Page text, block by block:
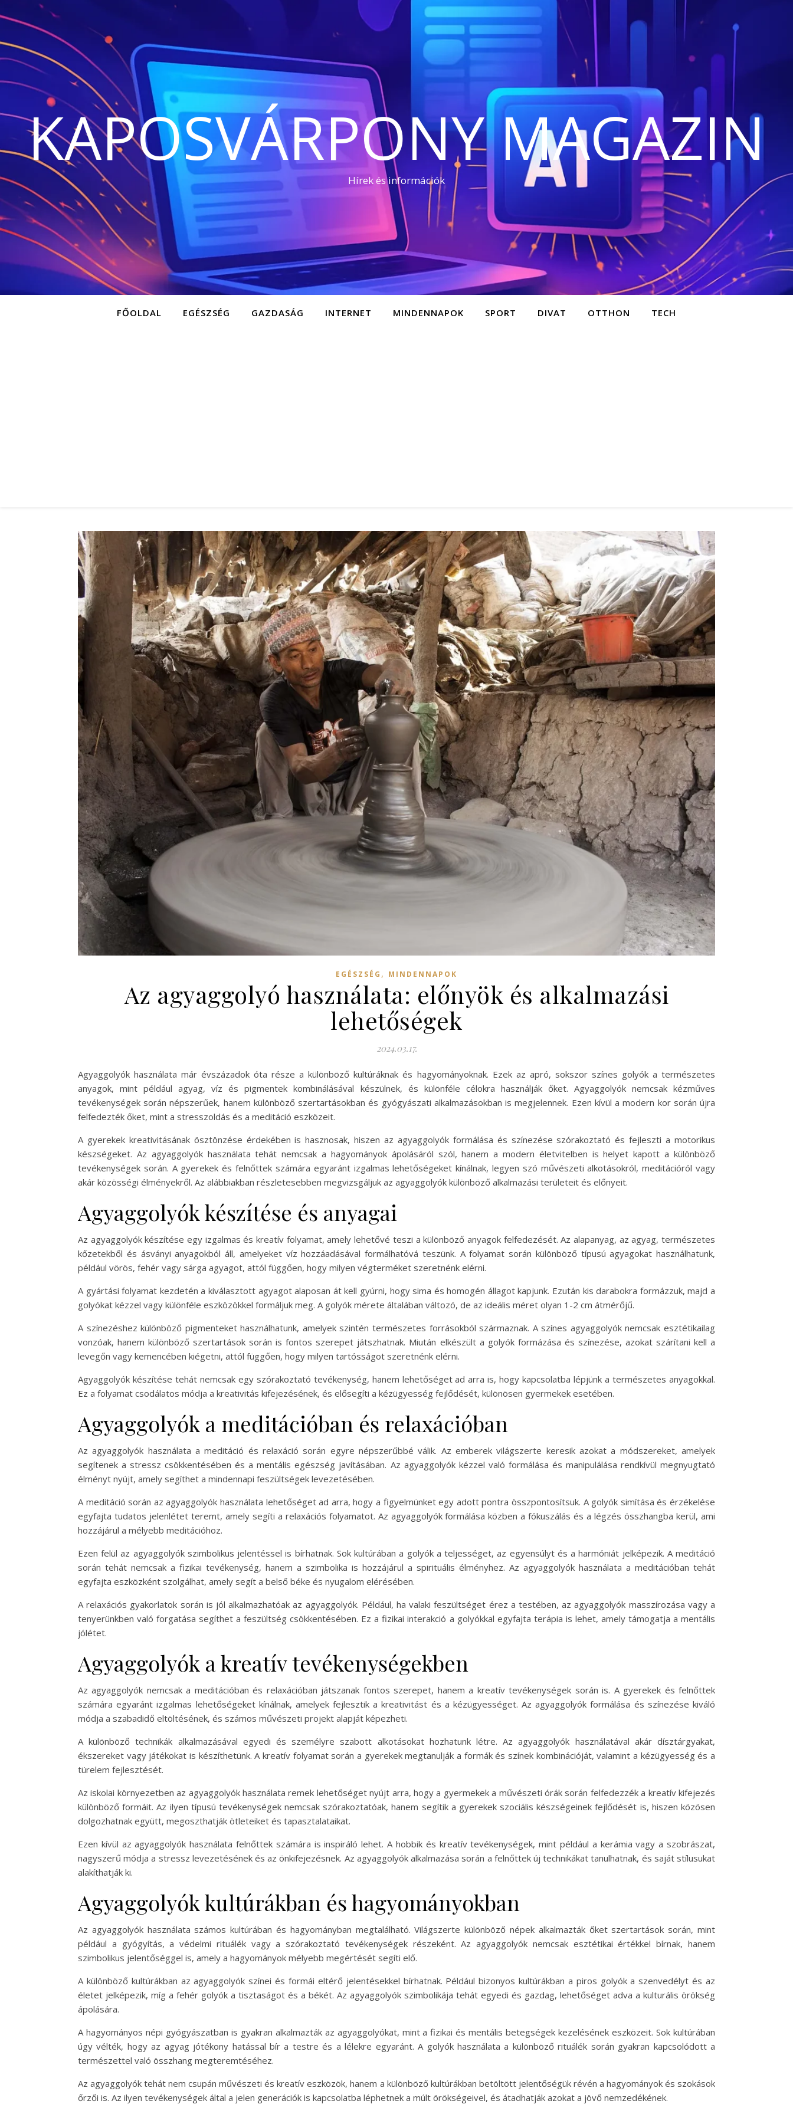
KAPOSVÁRPONY MAGAZIN
Hírek és információk
FŐOLDAL EGÉSZSÉG GAZDASÁG INTERNET MINDENNAPOK SPORT DIVAT OTTHON TECH
EGÉSZSÉG , MINDENNAPOK
Az agyaggolyó használata: előnyök és alkalmazási
lehetőségek
2024.03.17.
Agyaggolyók használata már évszázadok óta része a különböző kultúráknak és hagyományoknak. Ezek az apró, sokszor színes golyók a természetes
anyagok, mint például agyag, víz és pigmentek kombinálásával készülnek, és különféle célokra használják őket. Agyaggolyók nemcsak kézműves
tevékenységek során népszerűek, hanem különböző szertartásokban és gyógyászati alkalmazásokban is megjelennek. Ezen kívül a modern kor során újra
felfedezték őket, mint a stresszoldás és a meditáció eszközeit.
A gyerekek kreativitásának ösztönzése érdekében is hasznosak, hiszen az agyaggolyók formálása és színezése szórakoztató és fejleszti a motorikus
készségeket. Az agyaggolyók használata tehát nemcsak a hagyományok ápolásáról szól, hanem a modern életvitelben is helyet kapott a különböző
tevékenységek során. A gyerekek és felnőttek számára egyaránt izgalmas lehetőségeket kínálnak, legyen szó művészeti alkotásokról, meditációról vagy
akár közösségi élményekről. Az alábbiakban részletesebben megvizsgáljuk az agyaggolyók különböző alkalmazási területeit és előnyeit.
Agyaggolyók készítése és anyagai
Az agyaggolyók készítése egy izgalmas és kreatív folyamat, amely lehetővé teszi a különböző anyagok felfedezését. Az alapanyag, az agyag, természetes
kőzetekből és ásványi anyagokból áll, amelyeket víz hozzáadásával formálhatóvá teszünk. A folyamat során különböző típusú agyagokat használhatunk,
például vörös, fehér vagy sárga agyagot, attól függően, hogy milyen végterméket szeretnénk elérni.
A gyártási folyamat kezdetén a kiválasztott agyagot alaposan át kell gyúrni, hogy sima és homogén állagot kapjunk. Ezután kis darabokra formázzuk, majd a
golyókat kézzel vagy különféle eszközökkel formáljuk meg. A golyók mérete általában változó, de az ideális méret olyan 1-2 cm átmérőjű.
A színezéshez különböző pigmenteket használhatunk, amelyek szintén természetes forrásokból származnak. A színes agyaggolyók nemcsak esztétikailag
vonzóak, hanem különböző szertartások során is fontos szerepet játszhatnak. Miután elkészült a golyók formázása és színezése, azokat szárítani kell a
levegőn vagy kemencében kiégetni, attól függően, hogy milyen tartósságot szeretnénk elérni.
Agyaggolyók készítése tehát nemcsak egy szórakoztató tevékenység, hanem lehetőséget ad arra is, hogy kapcsolatba lépjünk a természetes anyagokkal.
Ez a folyamat csodálatos módja a kreativitás kifejezésének, és elősegíti a kézügyesség fejlődését, különösen gyermekek esetében.
Agyaggolyók a meditációban és relaxációban
Az agyaggolyók használata a meditáció és relaxáció során egyre népszerűbbé válik. Az emberek világszerte keresik azokat a módszereket, amelyek
segítenek a stressz csökkentésében és a mentális egészség javításában. Az agyaggolyók kézzel való formálása és manipulálása rendkívül megnyugtató
élményt nyújt, amely segíthet a mindennapi feszültségek levezetésében.
A meditáció során az agyaggolyók használata lehetőséget ad arra, hogy a figyelmünket egy adott pontra összpontosítsuk. A golyók simítása és érzékelése
egyfajta tudatos jelenlétet teremt, amely segíti a relaxációs folyamatot. Az agyaggolyók formálása közben a fókuszálás és a légzés összhangba kerül, ami
hozzájárul a mélyebb meditációhoz.
Ezen felül az agyaggolyók szimbolikus jelentéssel is bírhatnak. Sok kultúrában a golyók a teljességet, az egyensúlyt és a harmóniát jelképezik. A meditáció
során tehát nemcsak a fizikai tevékenység, hanem a szimbolika is hozzájárul a spirituális élményhez. Az agyaggolyók használata a meditációban tehát
egyfajta eszközként szolgálhat, amely segít a belső béke és nyugalom elérésében.
A relaxációs gyakorlatok során is jól alkalmazhatóak az agyaggolyók. Például, ha valaki feszültséget érez a testében, az agyaggolyók masszírozása vagy a
tenyerünkben való forgatása segíthet a feszültség csökkentésében. Ez a fizikai interakció a golyókkal egyfajta terápia is lehet, amely támogatja a mentális
jólétet.
Agyaggolyók a kreatív tevékenységekben
Az agyaggolyók nemcsak a meditációban és relaxációban játszanak fontos szerepet, hanem a kreatív tevékenységek során is. A gyerekek és felnőttek
számára egyaránt izgalmas lehetőségeket kínálnak, amelyek fejlesztik a kreativitást és a kézügyességet. Az agyaggolyók formálása és színezése kiváló
módja a szabadidő eltöltésének, és számos művészeti projekt alapját képezheti.
A különböző technikák alkalmazásával egyedi és személyre szabott alkotásokat hozhatunk létre. Az agyaggolyók használatával akár dísztárgyakat,
ékszereket vagy játékokat is készíthetünk. A kreatív folyamat során a gyerekek megtanulják a formák és színek kombinációját, valamint a kézügyesség és a
türelem fejlesztését.
Az iskolai környezetben az agyaggolyók használata remek lehetőséget nyújt arra, hogy a gyermekek a művészeti órák során felfedezzék a kreatív kifejezés
különböző formáit. Az ilyen típusú tevékenységek nemcsak szórakoztatóak, hanem segítik a gyerekek szociális készségeinek fejlődését is, hiszen közösen
dolgozhatnak együtt, megoszthatják ötleteiket és tapasztalataikat.
Ezen kívül az agyaggolyók használata felnőttek számára is inspiráló lehet. A hobbik és kreatív tevékenységek, mint például a kerámia vagy a szobrászat,
nagyszerű módja a stressz levezetésének és az önkifejezésnek. Az agyaggolyók alkalmazása során a felnőttek új technikákat tanulhatnak, és saját stílusukat
alakíthatják ki.
Agyaggolyók kultúrákban és hagyományokban
Az agyaggolyók használata számos kultúrában és hagyományban megtalálható. Világszerte különböző népek alkalmazták őket szertartások során, mint
például a gyógyítás, a védelmi rituálék vagy a szórakoztató tevékenységek részeként. Az agyaggolyók nemcsak esztétikai értékkel bírnak, hanem
szimbolikus jelentőséggel is, amely a hagyományok mélyebb megértését segíti elő.
A különböző kultúrákban az agyaggolyók színei és formái eltérő jelentésekkel bírhatnak. Például bizonyos kultúrákban a piros golyók a szenvedélyt és az
életet jelképezik, míg a fehér golyók a tisztaságot és a békét. Az agyaggolyók szimbolikája tehát egyedi és gazdag, lehetőséget adva a kulturális örökség
ápolására.
A hagyományos népi gyógyászatban is gyakran alkalmazták az agyaggolyókat, mint a fizikai és mentális betegségek kezelésének eszközeit. Sok kultúrában
úgy vélték, hogy az agyag jótékony hatással bír a testre és a lélekre egyaránt. A golyók használata a különböző rituálék során gyakran kapcsolódott a
természettel való összhang megteremtéséhez.
Az agyaggolyók tehát nem csupán művészeti és kreatív eszközök, hanem a különböző kultúrákban betöltött jelentőségük révén a hagyományok és szokások
őrzői is. Az ilyen tevékenységek által a jelen generációk is kapcsolatba léphetnek a múlt örökségeivel, és átadhatják azokat a jövő nemzedékének.